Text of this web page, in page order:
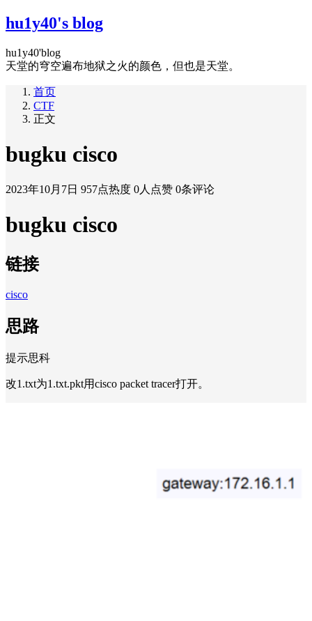
hu1y40's blog
hu1y40'blog
天堂的穹空遍布地狱之火的颜色，但也是天堂。
首页
CTF
正文
bugku cisco
2023年10月7日 957点热度 0人点赞 0条评论
bugku cisco
链接
cisco
思路
提示思科
改1.txt为1.txt.pkt用cisco packet tracer打开。